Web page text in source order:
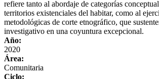
refiere tanto al abordaje de categorías
territorios existenciales del habitar, como al
metodológicas de corte etnográfico, que
investigativo en una coyuntura excepcional.
Año:
2020
Área:
Comunitaria
Ciclo: